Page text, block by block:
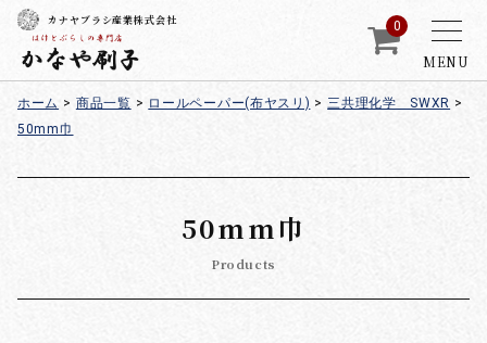
MENU
カナヤブラシ産業株式会社 0
ホーム > 商品一覧 > ロールペーパー(布ヤスリ) > 三共理化学 SWXR >
50mm巾
50mm巾
Products